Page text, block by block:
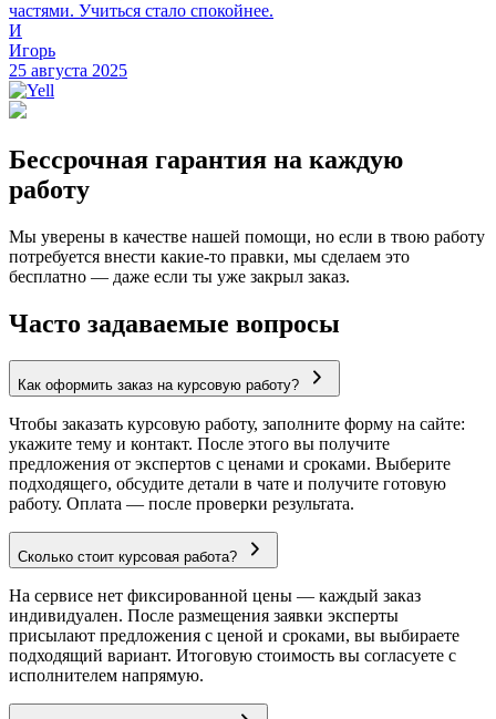
частями. Учиться стало спокойнее.
И
Игорь
25 августа 2025
Бессрочная гарантия на каждую
работу
Мы уверены в качестве нашей помощи, но если в твою работу
потребуется внести какие-то правки, мы сделаем это
бесплатно — даже если ты уже закрыл заказ.
Часто задаваемые вопросы
Как оформить заказ на курсовую работу?
Чтобы заказать курсовую работу, заполните форму на сайте:
укажите тему и контакт. После этого вы получите
предложения от экспертов с ценами и сроками. Выберите
подходящего, обсудите детали в чате и получите готовую
работу. Оплата — после проверки результата.
Сколько стоит курсовая работа?
На сервисе нет фиксированной цены — каждый заказ
индивидуален. После размещения заявки эксперты
присылают предложения с ценой и сроками, вы выбираете
подходящий вариант. Итоговую стоимость вы согласуете с
исполнителем напрямую.